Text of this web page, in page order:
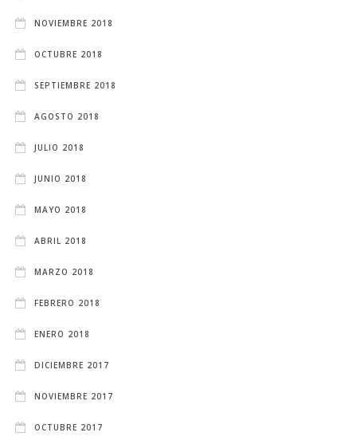
NOVIEMBRE 2018
OCTUBRE 2018
SEPTIEMBRE 2018
AGOSTO 2018
JULIO 2018
JUNIO 2018
MAYO 2018
ABRIL 2018
MARZO 2018
FEBRERO 2018
ENERO 2018
DICIEMBRE 2017
NOVIEMBRE 2017
OCTUBRE 2017